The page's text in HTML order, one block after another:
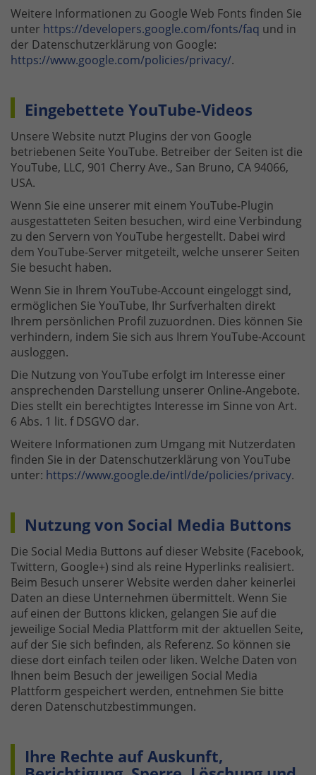
Weitere Informationen zu Google Web Fonts finden Sie
unter https://developers.google.com/fonts/faq und in
der Datenschutzerklärung von Google:
https://www.google.com/policies/privacy/.
Eingebettete YouTube-Videos
Unsere Website nutzt Plugins der von Google
betriebenen Seite YouTube. Betreiber der Seiten ist die
YouTube, LLC, 901 Cherry Ave., San Bruno, CA 94066,
USA.
Wenn Sie eine unserer mit einem YouTube-Plugin
ausgestatteten Seiten besuchen, wird eine Verbindung
zu den Servern von YouTube hergestellt. Dabei wird
dem YouTube-Server mitgeteilt, welche unserer Seiten
Sie besucht haben.
Wenn Sie in Ihrem YouTube-Account eingeloggt sind,
ermöglichen Sie YouTube, Ihr Surfverhalten direkt
Ihrem persönlichen Profil zuzuordnen. Dies können Sie
verhindern, indem Sie sich aus Ihrem YouTube-Account
ausloggen.
Die Nutzung von YouTube erfolgt im Interesse einer
ansprechenden Darstellung unserer Online-Angebote.
Dies stellt ein berechtigtes Interesse im Sinne von Art.
6 Abs. 1 lit. f DSGVO dar.
Weitere Informationen zum Umgang mit Nutzerdaten
finden Sie in der Datenschutzerklärung von YouTube
unter: https://www.google.de/intl/de/policies/privacy.
Nutzung von Social Media Buttons
Die Social Media Buttons auf dieser Website (Facebook,
Twittern, Google+) sind als reine Hyperlinks realisiert.
Beim Besuch unserer Website werden daher keinerlei
Daten an diese Unternehmen übermittelt. Wenn Sie
auf einen der Buttons klicken, gelangen Sie auf die
jeweilige Social Media Plattform mit der aktuellen Seite,
auf der Sie sich befinden, als Referenz. So können sie
diese dort einfach teilen oder liken. Welche Daten von
Ihnen beim Besuch der jeweiligen Social Media
Plattform gespeichert werden, entnehmen Sie bitte
deren Datenschutzbestimmungen.
Ihre Rechte auf Auskunft,